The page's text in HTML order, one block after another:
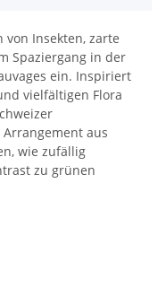
von Insekten, zarte
Spaziergang in der
ein. Inspiriert
vielfältigen Flora
aus
wie zufällig
zu grünen